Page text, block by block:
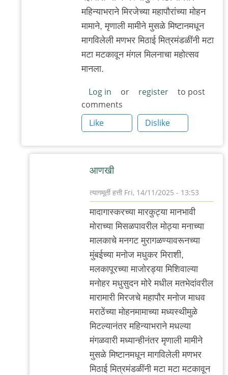
महिन्याभराने मिरजेच्या महापौरांच्या मोहन
मामाने, मृणाली मामीने मुसळे मिष्टानमधून
मागविलेली मणभर मिठाई मित्रमंडळींनी मटा
मटा मटकावून मंगल मिलनाचा महोत्सव
मानला.
Log in or register
to post
comments
Like
Dislike
आणखी
त्यागमूर्ती हत्ती Fri, 14/11/2025 - 13:53
reply
आणखी
by
त्यागमूर्ती
मादागास्करच्या मारकुट्या मानभावी
मोराच्या मिसळपावरील मोठ्या मनाच्या
मालकाचे मनगट मुरागळण्यावरूनच्या
मुंबईच्या मनोज मधुकर मिराशी,
मलकापूरच्या माजोरड्या मिशिवाल्या
मनोहर मधुसुदन मोरे मधील मतभेदांवरील
मारामारी मिरजचे महापौर मनोज माधव
मराठेंच्या मोहनमामाच्या मध्यस्थीमुळे
मिटल्यानंतर महिन्याभराने मधल्या
मंगळवारी मध्यान्हीनंतर मृणाली मामीने
मुसळे मिष्टानमधून मागविलेली मणभर
मिठाई मित्रमंडळींनी मटा मटा मटकावून